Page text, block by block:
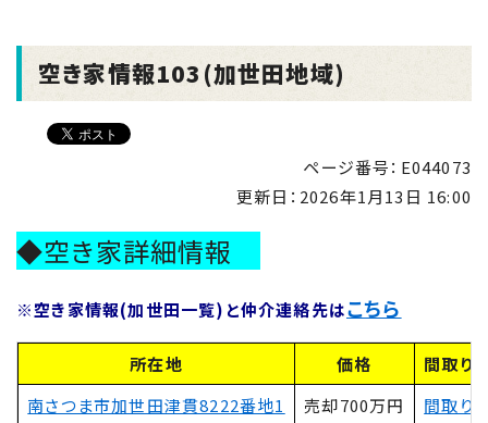
空き家情報103(加世田地域)
ページ番号：E044073
更新日： 2026年1月13日 16:00
◆空き家詳細情報
※空き家情報(加世田一覧)と仲介連絡先はこちら
所在地 価格
間取り
南さつま市加世田津貫8222番地1
売却700万円 間取り